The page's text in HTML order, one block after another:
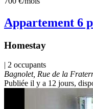
Appartement 6
Homestay
| 2 occupants
Bagnolet, Rue de la
Publiée il y a 12 jours,